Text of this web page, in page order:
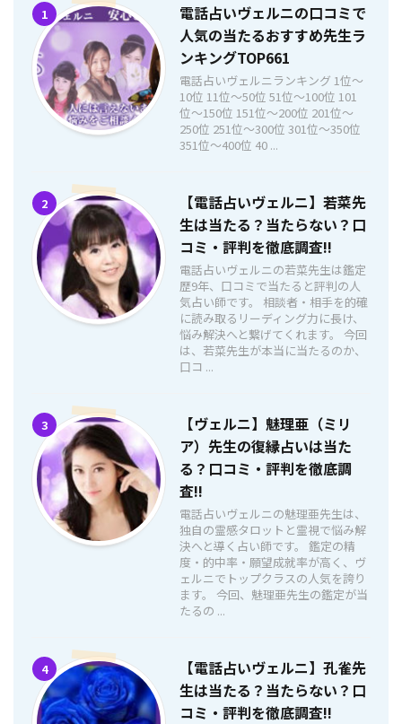
1
電話占いヴェルニの口コミで
人気の当たるおすすめ先生ラ
ンキングTOP661
電話占いヴェルニランキング 1位〜
10位 11位〜50位 51位〜100位 101
位〜150位 151位〜200位 201位〜
250位 251位〜300位 301位〜350位
351位〜400位 40 ...
2
【電話占いヴェルニ】若菜先
生は当たる？当たらない？口
コミ・評判を徹底調査!!
電話占いヴェルニの若菜先生は鑑定
歴9年、口コミで当たると評判の人
気占い師です。 相談者・相手を的確
に読み取るリーディング力に長け、
悩み解決へと繋げてくれます。 今回
は、若菜先生が本当に当たるのか、
口コ ...
3
【ヴェルニ】魅理亜（ミリ
ア）先生の復縁占いは当た
る？口コミ・評判を徹底調
査!!
電話占いヴェルニの魅理亜先生は、
独自の霊感タロットと霊視で悩み解
決へと導く占い師です。 鑑定の精
度・的中率・願望成就率が高く、ヴ
ェルニでトップクラスの人気を誇り
ます。 今回、魅理亜先生の鑑定が当
たるの ...
4
【電話占いヴェルニ】孔雀先
生は当たる？当たらない？口
コミ・評判を徹底調査!!